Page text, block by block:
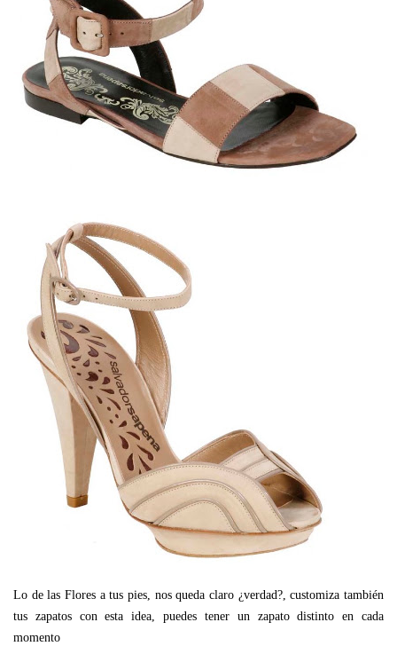
Lo de las Flores a tus pies, nos queda claro ¿verdad?, customiza también
tus zapatos con esta idea, puedes tener un zapato distinto en cada
momento